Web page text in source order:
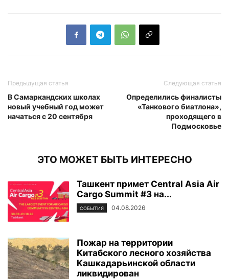
Предыдущая статья
В Самаркандских школах
новый учебный год может
начаться с 20 сентября
Следующая статья
Определились финалисты
«Танкового биатлона»,
проходящего в
Подмосковье
ЭТО МОЖЕТ БЫТЬ ИНТЕРЕСНО
Ташкент примет Central Asia Air
Cargo Summit #3 на...
СОБЫТИЯ 04.08.2026
Пожар на территории
Китабского лесного хозяйства
Кашкадарьинской области
ликвидирован